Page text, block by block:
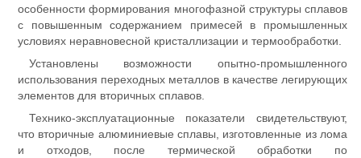
особенности формирования многофазной структуры сплавов
с повышенным содержанием примесей в промышленных
условиях неравновесной кристаллизации и термообработки.
Установлены возможности опытно-промышленного
использования переходных металлов в качестве легирующих
элементов для вторичных сплавов.
Технико-эксплуатационные показатели свидетельствуют,
что вторичные алюминиевые сплавы, изготовленные из лома
и отходов, после термической обработки по